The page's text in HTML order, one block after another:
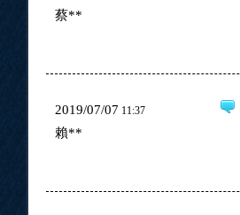
蔡**
2019/07/07 11:37
賴**